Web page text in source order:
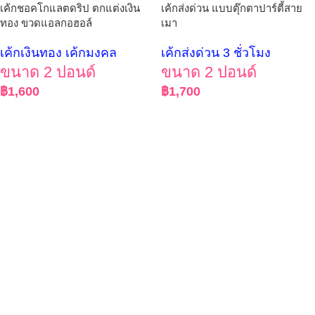
เค้กชอคโกแลตดริป ตกแต่งเงิน
ทอง ขวดแอลกอฮอล์
เค้กเงินทอง เค้กมงคล
ขนาด 2 ปอนด์
฿1,600
เค้กส่งด่วน แบบตุ๊กตาปาร์ตี้สาย
เมา
เค้กส่งด่วน 3 ชั่วโมง
ขนาด 2 ปอนด์
฿1,700